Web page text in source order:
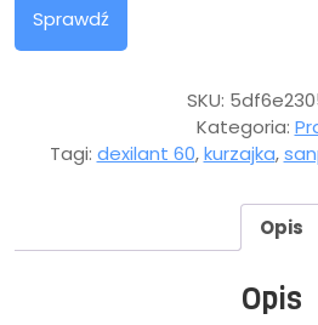
Sprawdź
SKU:
Kategoria:
Tagi: dexilant 60,kurzajka,
Opis
Opis